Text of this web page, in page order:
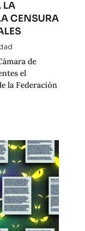
LA
CENSURA
de
el
la Federación